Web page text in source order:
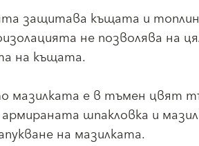
защитава къщата и
не позволява на
на къщата.
мазилката е в тъмен цвят
шпакловка и
на мазилката.